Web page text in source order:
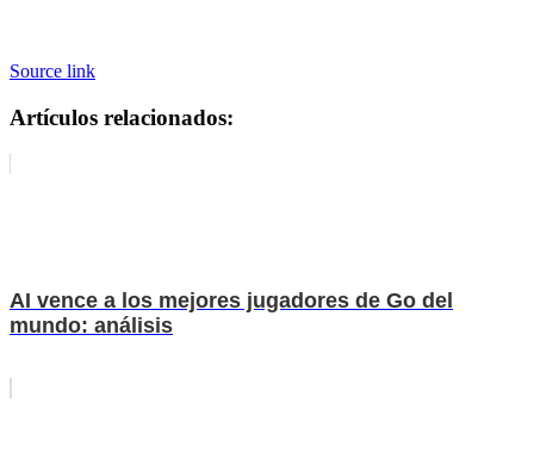
Source link
Artículos relacionados:
AI vence a los mejores jugadores de Go del
mundo: análisis